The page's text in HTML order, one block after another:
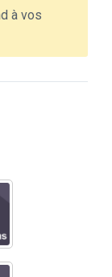
à vos